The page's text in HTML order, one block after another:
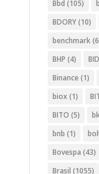
Bbd (105)
BDORY(10)
benchmark
BHP (4)
Binance (1)
biox (1)
BITO (5)
bnb (1)
Bovespa (43)
Brasil (1055)